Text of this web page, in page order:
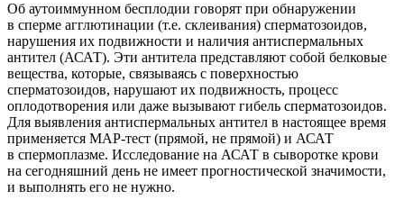
Об аутоиммунном бесплодии говорят при обнаружении
в сперме агглютинации (т.е. склеивания) сперматозоидов,
нарушения их подвижности и наличия антиспермальных
антител (АСАТ). Эти антитела представляют собой белковые
вещества, которые, связываясь с поверхностью
сперматозоидов, нарушают их подвижность, процесс
оплодотворения или даже вызывают гибель сперматозоидов.
Для выявления антиспермальных антител в настоящее время
применяется МАР-тест (прямой, не прямой) и АСАТ
в спермоплазме. Исследование на АСАТ в сыворотке крови
на сегодняшний день не имеет прогностической значимости,
и выполнять его не нужно.